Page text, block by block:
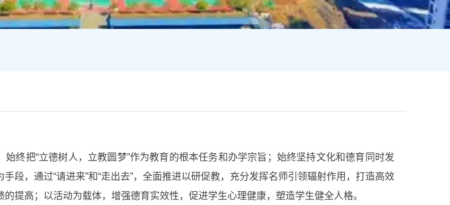
始终把“立德树人，立教圆梦”作为教育的根本任务和办学宗旨；始终坚持文化和德育同时发
段，通过“请进来”和“走出去”，全面推进以研促教，充分发挥名师引领辐射作用，打造高效
提高；以活动为载体，增强德育实效性，促进学生心理健康，塑造学生健全人格。